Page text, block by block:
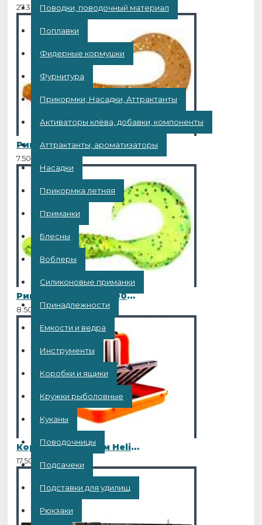
Поводки, поводочный материал
Поплавки
Фидерные кормушки
Фурнитура
Прикормки, Насадки, Аттрактанты
Активаторы клёва, добавки, компоненты
Аттрактанты, ароматизаторы
Насадки
Прикормка летняя
Приманки
Блесны
Воблеры
Силиконовые приманки
Принадлежности
Емкости и ведра
Инструменты
Коробки и ящики
Кружки рыболовные
Куканы
Поводочницы
Подсачеки
Подставки для удилищ
Рюкзаки
27.30BYN
Рипер Twister 4 TL023 10шт
7.50BYN
Рипер Twister 5 TLC006 10шт
8.50BYN
Коробка 20х11х5см Helios (HS-ZY-037)
17.50BYN